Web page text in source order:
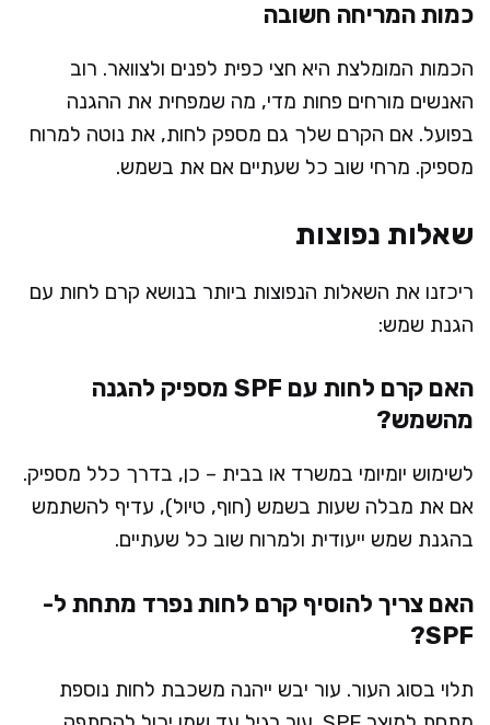
כמות המריחה חשובה
הכמות המומלצת היא חצי כפית לפנים ולצוואר. רוב
האנשים מורחים פחות מדי, מה שמפחית את ההגנה
בפועל. אם הקרם שלך גם מספק לחות, את נוטה למרוח
מספיק. מרחי שוב כל שעתיים אם את בשמש.
שאלות נפוצות
ריכזנו את השאלות הנפוצות ביותר בנושא קרם לחות עם
הגנת שמש:
האם קרם לחות עם SPF מספיק להגנה
מהשמש?
לשימוש יומיומי במשרד או בבית – כן, בדרך כלל מספיק.
אם את מבלה שעות בשמש (חוף, טיול), עדיף להשתמש
בהגנת שמש ייעודית ולמרוח שוב כל שעתיים.
האם צריך להוסיף קרם לחות נפרד מתחת ל-
SPF?
תלוי בסוג העור. עור יבש ייהנה משכבת לחות נוספת